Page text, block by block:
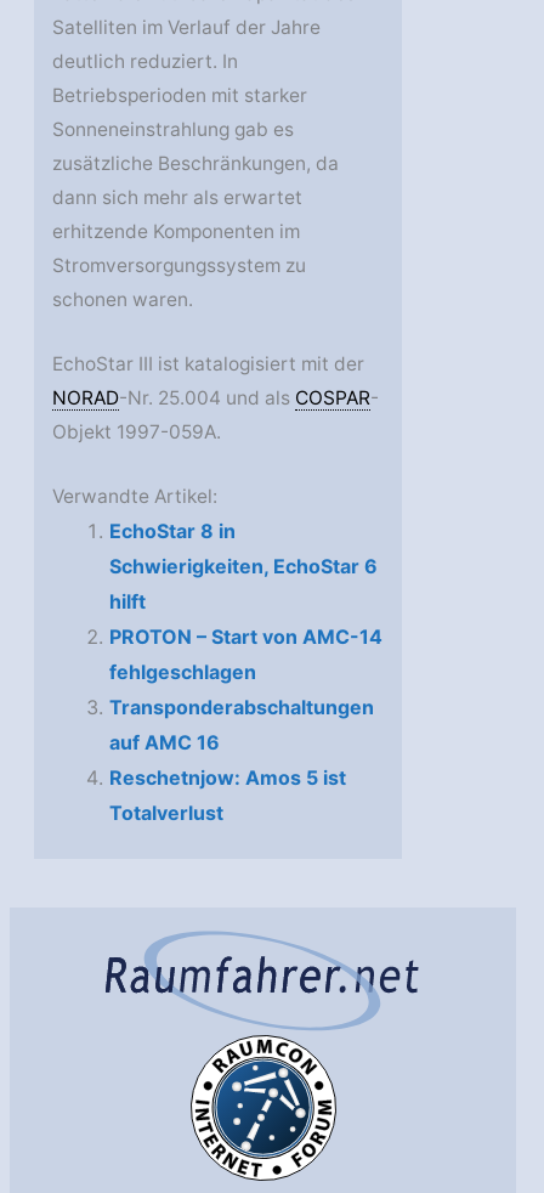
Satelliten im Verlauf der Jahre
deutlich reduziert. In
Betriebsperioden mit starker
Sonneneinstrahlung gab es
zusätzliche Beschränkungen, da
dann sich mehr als erwartet
erhitzende Komponenten im
Stromversorgungssystem zu
schonen waren.
EchoStar III ist katalogisiert mit der
NORAD-Nr. 25.004 und als COSPAR-
Objekt 1997-059A.
Verwandte Artikel:
EchoStar 8 in
Schwierigkeiten, EchoStar 6
hilft
PROTON – Start von AMC-14
fehlgeschlagen
Transponderabschaltungen
auf AMC 16
Reschetnjow: Amos 5 ist
Totalverlust